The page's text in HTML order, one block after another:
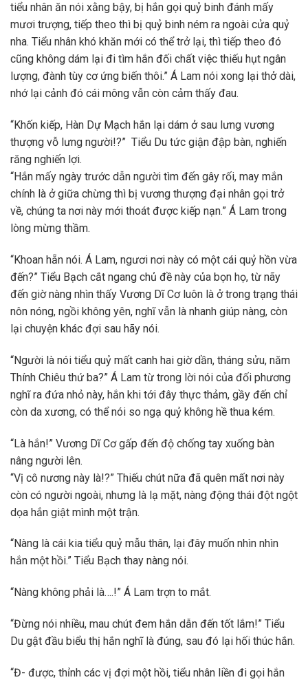
tiểu nhân ăn nói xằng bậy, bị hắn gọi quỷ binh đánh mấy
mươi trượng, tiếp theo thì bị quỷ binh ném ra ngoài cửa quỷ
nha. Tiểu nhân khó khăn mới có thể trở lại, thì tiếp theo đó
cũng không dám lại đi tìm hắn đối chất việc thiếu hụt ngân
lượng, đành tùy cơ ứng biến thôi.” Á Lam nói xong lại thở dài,
nhớ lại cảnh đó cái mông vẫn còn cảm thấy đau.
“Khốn kiếp, Hàn Dự Mạch hắn lại dám ở sau lưng vương
thượng vỗ lưng người!?” Tiểu Du tức giận đập bàn, nghiến
răng nghiến lợi.
“Hắn mấy ngày trước dẫn người tìm đến gây rối, may mắn
chính là ở giữa chừng thì bị vương thượng đại nhân gọi trở
về, chúng ta nơi này mới thoát được kiếp nạn.” Á Lam trong
lòng mừng thầm.
“Khoan hẵn nói. Á Lam, ngươi nơi này có một cái quỷ hồn vừa
đến?” Tiểu Bạch cắt ngang chủ đề này của bọn họ, từ nãy
đến giờ nàng nhìn thấy Vương Dĩ Cơ luôn là ở trong trạng thái
nôn nóng, ngồi không yên, nghĩ vẫn là nhanh giúp nàng, còn
lại chuyện khác đợi sau hãy nói.
“Người là nói tiểu quỷ mất canh hai giờ dần, tháng sửu, năm
Thính Chiêu thứ ba?” Á Lam từ trong lời nói của đối phương
nghĩ ra đứa nhỏ này, hắn khi tới đây thực thảm, gầy đến chỉ
còn da xương, có thể nói so ngạ quỷ không hề thua kém.
“Là hắn!” Vương Dĩ Cơ gấp đến độ chống tay xuống bàn
nâng người lên.
“Vị cô nương này là!?” Thiếu chút nữa đã quên mất nơi này
còn có người ngoài, nhưng là lạ mặt, nàng động thái đột ngột
dọa hắn giật mình một trận.
“Nàng là cái kia tiểu quỷ mẫu thân, lại đây muốn nhìn nhìn
hắn một hồi.” Tiểu Bạch thay nàng nói.
“Nàng không phải là….!” Á Lam trợn to mắt.
“Đừng nói nhiều, mau chút đem hắn dẫn đến tốt lắm!” Tiểu
Du gật đầu biểu thị hắn nghĩ là đúng, sau đó lại hối thúc hắn.
“Đ- được, thỉnh các vị đợi một hồi, tiểu nhân liền đi gọi hắn